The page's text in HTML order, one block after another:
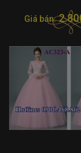
Giá bán: